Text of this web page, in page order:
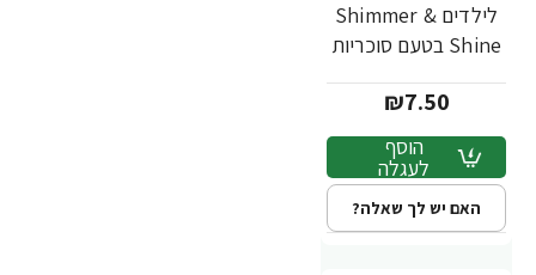
לילדים Shimmer &
Shine בטעם סוכריות
₪7.50
הוסף
לעגלה
האם יש לך שאלה?